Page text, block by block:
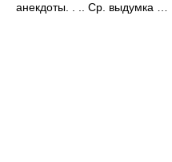
анекдоты. . .. Ср. выдумка …